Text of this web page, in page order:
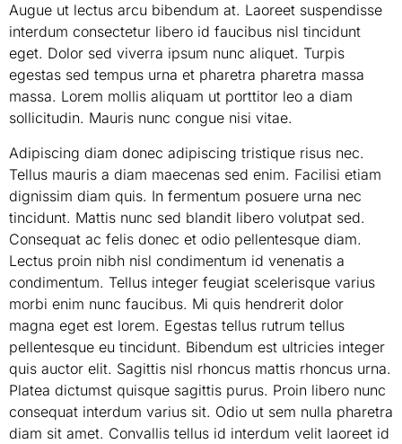
Augue ut lectus arcu bibendum at. Laoreet suspendisse
interdum consectetur libero id faucibus nisl tincidunt
eget. Dolor sed viverra ipsum nunc aliquet. Turpis
egestas sed tempus urna et pharetra pharetra massa
massa. Lorem mollis aliquam ut porttitor leo a diam
sollicitudin. Mauris nunc congue nisi vitae.
Adipiscing diam donec adipiscing tristique risus nec.
Tellus mauris a diam maecenas sed enim. Facilisi etiam
dignissim diam quis. In fermentum posuere urna nec
tincidunt. Mattis nunc sed blandit libero volutpat sed.
Consequat ac felis donec et odio pellentesque diam.
Lectus proin nibh nisl condimentum id venenatis a
condimentum. Tellus integer feugiat scelerisque varius
morbi enim nunc faucibus. Mi quis hendrerit dolor
magna eget est lorem. Egestas tellus rutrum tellus
pellentesque eu tincidunt. Bibendum est ultricies integer
quis auctor elit. Sagittis nisl rhoncus mattis rhoncus urna.
Platea dictumst quisque sagittis purus. Proin libero nunc
consequat interdum varius sit. Odio ut sem nulla pharetra
diam sit amet. Convallis tellus id interdum velit laoreet id